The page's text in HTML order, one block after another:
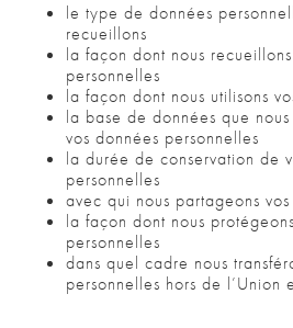
le type de données
recueillons
la façon dont nous
personnelles
la façon dont nous utilisons
la base de données que
vos données personnelles
la durée de conservation de
personnelles
avec qui nous partageons
la façon dont nous
personnelles
dans quel cadre nous
personnelles hors de l’Union